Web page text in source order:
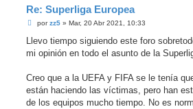
Re: Superliga Europea
M
n
a
porzz5» Mar, 20 Abr 2021, 10:33
Llevo tiempo siguiendo este foro
mi opinión en todo el asunto de la
Creo que a la UEFA y FIFA se le tenía
están haciendo las víctimas, pero han
de los equipos mucho tiempo. No es